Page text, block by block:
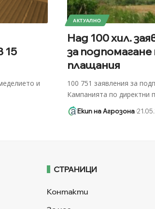
15
и
АКТУАЛНО
Над 100 хил.
за
плащания
100 751 заявления за
Кампанията по директни
Екип на Агрозона
СТРАНИЦИ
Контакти